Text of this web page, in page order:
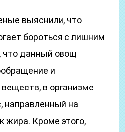
выяснили, что
бороться с лишним
что данный овощ
и
в организме
направленный на
жира. Кроме этого,